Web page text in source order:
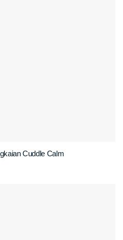
Cuddle Calm